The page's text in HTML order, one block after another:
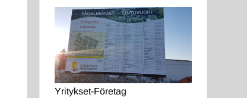
Yritykset-Företag